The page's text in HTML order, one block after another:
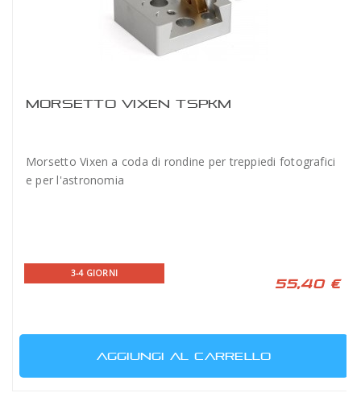
MORSETTO VIXEN TSPKM
Morsetto Vixen a coda di rondine per treppiedi fotografici
e per l'astronomia
3-4 GIORNI
55,40 €
AGGIUNGI AL CARRELLO